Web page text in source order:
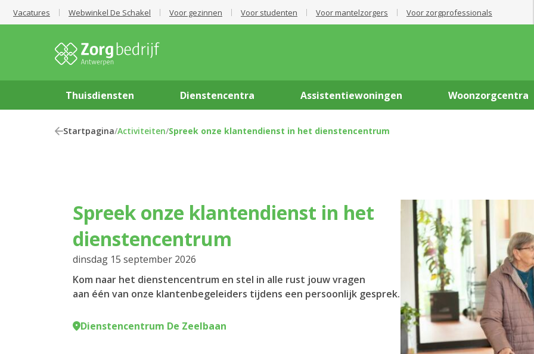
Vacatures Webwinkel De Schakel Voor gezinnen Voor studenten Voor mantelzorgers Voor zorgprofessionals
Thuisdiensten Dienstencentra Assistentiewoningen Woonzorgcentra
Startpagina/Activiteiten/Spreek onze klantendienst in het dienstencentrum
Spreek onze klantendienst in het
dienstencentrum
dinsdag 15 september 2026
Kom naar het dienstencentrum en stel in alle rust jouw vragen
aan één van onze klantenbegeleiders tijdens een persoonlijk gesprek.
Dienstencentrum De Zeelbaan